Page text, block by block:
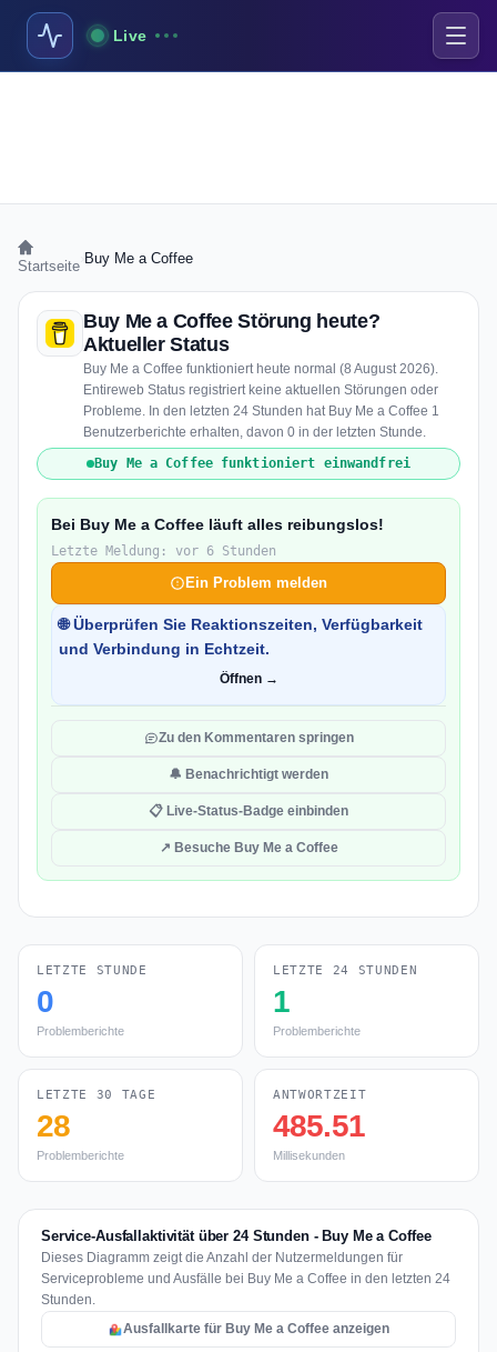
Live
Startseite Buy Me a Coffee
Buy Me a Coffee Störung heute?
Aktueller Status
Buy Me a Coffee funktioniert heute normal (8 August 2026).
Entireweb Status registriert keine aktuellen Störungen oder
Probleme. In den letzten 24 Stunden hat Buy Me a Coffee 1
Benutzerberichte erhalten, davon 0 in der letzten Stunde.
Buy Me a Coffee funktioniert einwandfrei
Bei Buy Me a Coffee läuft alles reibungslos!
Letzte Meldung: vor 6 Stunden
Ein Problem melden
🌐 Überprüfen Sie Reaktionszeiten, Verfügbarkeit
und Verbindung in Echtzeit.
Öffnen →
Zu den Kommentaren springen
🔔 Benachrichtigt werden
📋 Live-Status-Badge einbinden
↗ Besuche Buy Me a Coffee
LETZTE STUNDE
0
Problemberichte
LETZTE 24 STUNDEN
1
Problemberichte
LETZTE 30 TAGE
28
Problemberichte
ANTWORTZEIT
485.51
Millisekunden
Service-Ausfallaktivität über 24 Stunden - Buy Me a Coffee
Dieses Diagramm zeigt die Anzahl der Nutzermeldungen für
Serviceprobleme und Ausfälle bei Buy Me a Coffee in den letzten 24
Stunden.
Ausfallkarte für Buy Me a Coffee anzeigen